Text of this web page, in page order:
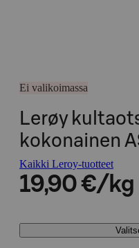
Ei valikoimassa
Lerøy
kokonainen
Kaikki Leroy-tuotteet
19,90 €/kg